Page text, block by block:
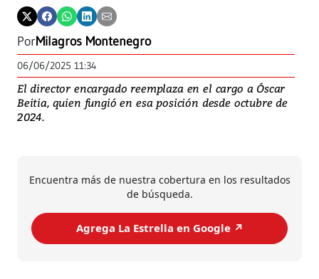
PorMilagros Montenegro
06/06/2025 11:34
El director encargado reemplaza en el cargo a Óscar
Beitia, quien fungió en esa posición desde octubre de
2024.
Encuentra más de nuestra cobertura en los resultados
de búsqueda.
Agrega La Estrella en Google ↗️